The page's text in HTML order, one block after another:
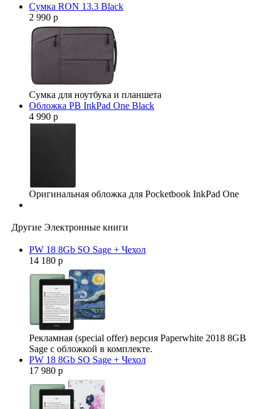
Сумка RON 13.3 Black
2 990 р
Сумка для ноутбука и планшета
Обложка PB InkPad One Black
4 990 р
Оригинальная обложка для Pocketbook InkPad One
Другие Электронные книги
PW 18 8Gb SO Sage + Чехол
14 180 р
Рекламная (special offer) версия Paperwhite 2018 8GB
Sage с обложкой в комплекте.
PW 18 8Gb SO Sage + Чехол
17 980 р